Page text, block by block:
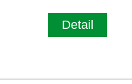
Detail